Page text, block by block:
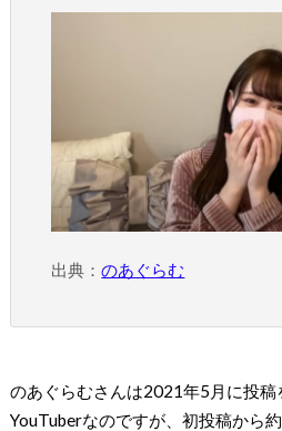
出典：のあぐらむ
のあぐらむさんは2021年5月に投稿
YouTuberなのですが、初投稿から